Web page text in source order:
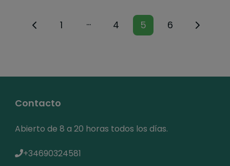
1 … 4 5 6
Contacto
Abierto de 8 a 20 horas todos los días.
+34690324581